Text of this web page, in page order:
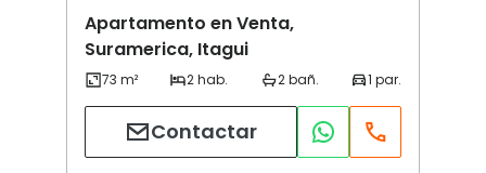
Apartamento en Venta,
Suramerica, Itagui
Contactar